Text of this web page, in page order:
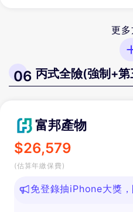
更
06 丙式全險(強制+
富邦產物
$26,579
(估算年繳保費)
免登錄抽iPhone大獎